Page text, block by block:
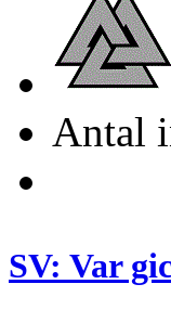
Antal
SV: Var